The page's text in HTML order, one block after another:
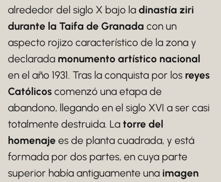
alrededor del siglo X bajo la dinastía ziri
durante la Taifa de Granada con un
aspecto rojizo característico de la zona y
declarada monumento artístico nacional
en el año 1931. Tras la conquista por los reyes
Católicos comenzó una etapa de
abandono, llegando en el siglo XVI a ser casi
totalmente destruida. La torre del
homenaje es de planta cuadrada, y está
formada por dos partes, en cuya parte
superior había antiguamente una imagen